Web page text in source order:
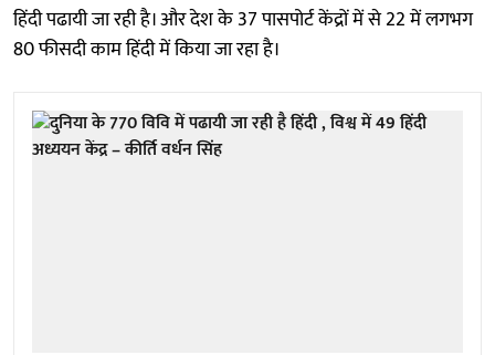
हिंदी पढायी जा रही है। और देश के 37 पासपोर्ट केंद्रों में से 22 में लगभग
80 फीसदी काम हिंदी में किया जा रहा है।